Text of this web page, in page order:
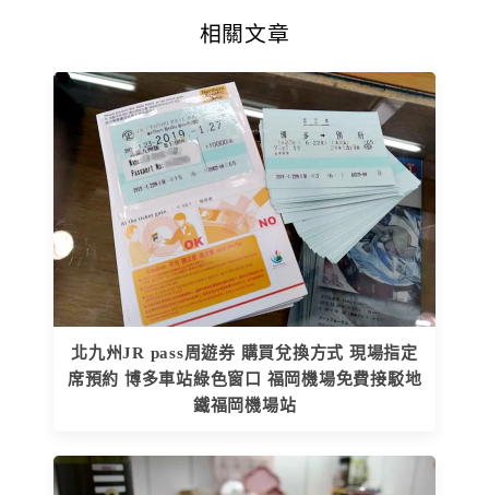
相關文章
北九州JR pass周遊券 購買兌換方式 現場指定
席預約 博多車站綠色窗口 福岡機場免費接駁地
鐵福岡機場站